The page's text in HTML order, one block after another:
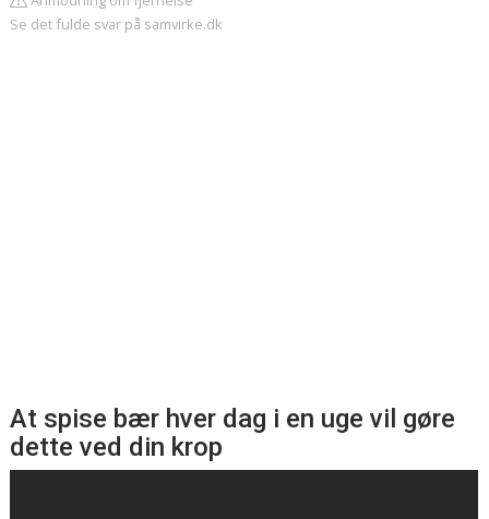
Se det fulde svar på samvirke.dk
At spise bær hver dag i en uge vil gøre
dette ved din krop